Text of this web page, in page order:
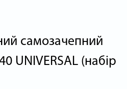
самозачепний
UNIVERSAL (набір